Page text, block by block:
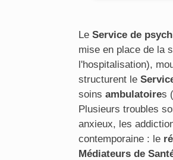
Le Service de
mise en place de la
l'hospitalisation),
structurent le
soins ambulatoires
Plusieurs troubles
anxieux, les
contemporaine : le
Médiateurs de